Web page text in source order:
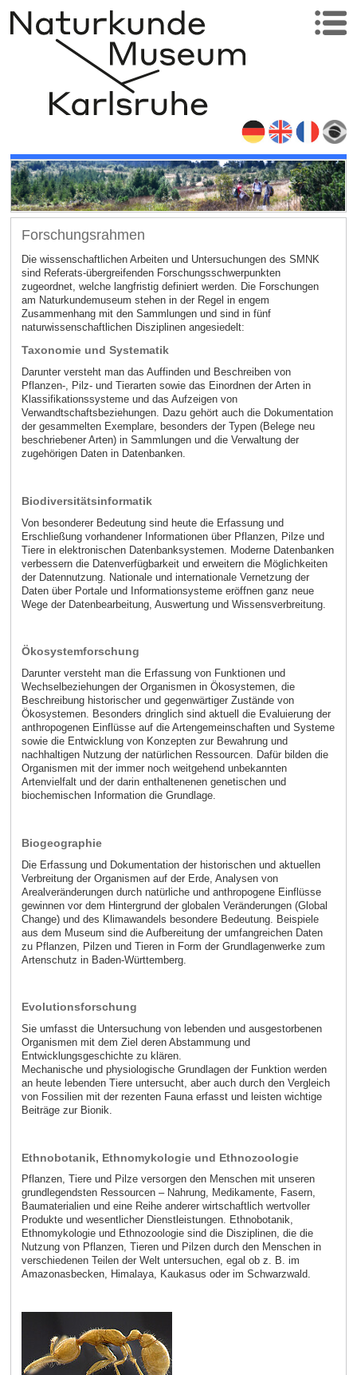
Forschungsrahmen
Die wissenschaftlichen Arbeiten und Untersuchungen des SMNK
sind Referats-übergreifenden Forschungsschwerpunkten
zugeordnet, welche langfristig definiert werden. Die Forschungen
am Naturkundemuseum stehen in der Regel in engem
Zusammenhang mit den Sammlungen und sind in fünf
naturwissenschaftlichen Disziplinen angesiedelt:
Taxonomie und Systematik
Darunter versteht man das Auffinden und Beschreiben von
Pflanzen-, Pilz- und Tierarten sowie das Einordnen der Arten in
Klassifikationssysteme und das Aufzeigen von
Verwandtschaftsbeziehungen. Dazu gehört auch die Dokumentation
der gesammelten Exemplare, besonders der Typen (Belege neu
beschriebener Arten) in Sammlungen und die Verwaltung der
zugehörigen Daten in Datenbanken.
Biodiversitätsinformatik
Von besonderer Bedeutung sind heute die Erfassung und
Erschließung vorhandener Informationen über Pflanzen, Pilze und
Tiere in elektronischen Datenbanksystemen. Moderne Datenbanken
verbessern die Datenverfügbarkeit und erweitern die Möglichkeiten
der Datennutzung. Nationale und internationale Vernetzung der
Daten über Portale und Informationsysteme eröffnen ganz neue
Wege der Datenbearbeitung, Auswertung und Wissensverbreitung.
Ökosystemforschung
Darunter versteht man die Erfassung von Funktionen und
Wechselbeziehungen der Organismen in Ökosystemen, die
Beschreibung historischer und gegenwärtiger Zustände von
Ökosystemen. Besonders dringlich sind aktuell die Evaluierung der
anthropogenen Einflüsse auf die Artengemeinschaften und Systeme
sowie die Entwicklung von Konzepten zur Bewahrung und
nachhaltigen Nutzung der natürlichen Ressourcen. Dafür bilden die
Organismen mit der immer noch weitgehend unbekannten
Artenvielfalt und der darin enthaltenenen genetischen und
biochemischen Information die Grundlage.
Biogeographie
Die Erfassung und Dokumentation der historischen und aktuellen
Verbreitung der Organismen auf der Erde, Analysen von
Arealveränderungen durch natürliche und anthropogene Einflüsse
gewinnen vor dem Hintergrund der globalen Veränderungen (Global
Change) und des Klimawandels besondere Bedeutung. Beispiele
aus dem Museum sind die Aufbereitung der umfangreichen Daten
zu Pflanzen, Pilzen und Tieren in Form der Grundlagenwerke zum
Artenschutz in Baden-Württemberg.
Evolutionsforschung
Sie umfasst die Untersuchung von lebenden und ausgestorbenen
Organismen mit dem Ziel deren Abstammung und
Entwicklungsgeschichte zu klären.
Mechanische und physiologische Grundlagen der Funktion werden
an heute lebenden Tiere untersucht, aber auch durch den Vergleich
von Fossilien mit der rezenten Fauna erfasst und leisten wichtige
Beiträge zur Bionik.
Ethnobotanik, Ethnomykologie und Ethnozoologie
Pflanzen, Tiere und Pilze versorgen den Menschen mit unseren
grundlegendsten Ressourcen – Nahrung, Medikamente, Fasern,
Baumaterialien und eine Reihe anderer wirtschaftlich wertvoller
Produkte und wesentlicher Dienstleistungen. Ethnobotanik,
Ethnomykologie und Ethnozoologie sind die Disziplinen, die die
Nutzung von Pflanzen, Tieren und Pilzen durch den Menschen in
verschiedenen Teilen der Welt untersuchen, egal ob z. B. im
Amazonasbecken, Himalaya, Kaukasus oder im Schwarzwald.